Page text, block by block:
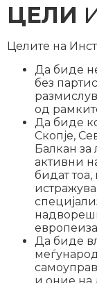
ЦЕЛИ
Целите на
Да биде
без
од
Да биде
Скопје,
Балкан
активни
бидат
Да биде